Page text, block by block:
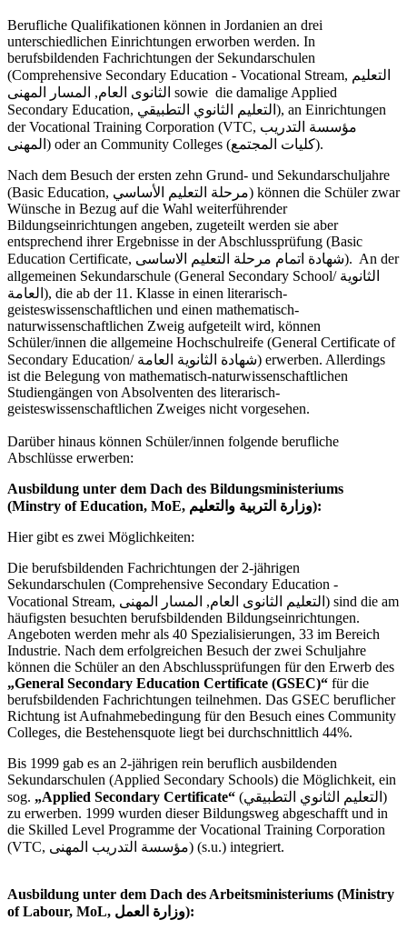
Berufliche Qualifikationen können in Jordanien an drei
unterschiedlichen Einrichtungen erworben werden. In
berufsbildenden Fachrichtungen der Sekundarschulen
(Comprehensive Secondary Education - Vocational Stream, التعليم
الثانوى العام, المسار المهنى sowie die damalige Applied
Secondary Education, التعليم الثانوي التطبيقي), an Einrichtungen
der Vocational Training Corporation (VTC, مؤسسة التدريب
المهنى) oder an Community Colleges (كليات المجتمع).
Nach dem Besuch der ersten zehn Grund- und Sekundarschuljahre
(Basic Education, مرحلة التعليم الأساسي) können die Schüler zwar
Wünsche in Bezug auf die Wahl weiterführender
Bildungseinrichtungen angeben, zugeteilt werden sie aber
entsprechend ihrer Ergebnisse in der Abschlussprüfung (Basic
Education Certificate, شهادة اتمام مرحلة التعليم الاساسى). An der
allgemeinen Sekundarschule (General Secondary School/ الثانوية
العامة), die ab der 11. Klasse in einen literarisch-
geisteswissenschaftlichen und einen mathematisch-
naturwissenschaftlichen Zweig aufgeteilt wird, können
Schüler/innen die allgemeine Hochschulreife (General Certificate of
Secondary Education/ شهادة الثانوية العامة) erwerben. Allerdings
ist die Belegung von mathematisch-naturwissenschaftlichen
Studiengängen von Absolventen des literarisch-
geisteswissenschaftlichen Zweiges nicht vorgesehen.
Darüber hinaus können Schüler/innen folgende berufliche
Abschlüsse erwerben:
Ausbildung unter dem Dach des Bildungsministeriums
(Minstry of Education, MoE, وزارة التربية والتعليم):
Hier gibt es zwei Möglichkeiten:
Die berufsbildenden Fachrichtungen der 2-jährigen
Sekundarschulen (Comprehensive Secondary Education -
Vocational Stream, التعليم الثانوى العام, المسار المهنى) sind die am
häufigsten besuchten berufsbildenden Bildungseinrichtungen.
Angeboten werden mehr als 40 Spezialisierungen, 33 im Bereich
Industrie. Nach dem erfolgreichen Besuch der zwei Schuljahre
können die Schüler an den Abschlussprüfungen für den Erwerb des
„General Secondary Education Certificate (GSEC)“ für die
berufsbildenden Fachrichtungen teilnehmen. Das GSEC beruflicher
Richtung ist Aufnahmebedingung für den Besuch eines Community
Colleges, die Bestehensquote liegt bei durchschnittlich 44%.
Bis 1999 gab es an 2-jährigen rein beruflich ausbildenden
Sekundarschulen (Applied Secondary Schools) die Möglichkeit, ein
sog. „Applied Secondary Certificate“ (التعليم الثانوي التطبيقي)
zu erwerben. 1999 wurden dieser Bildungsweg abgeschafft und in
die Skilled Level Programme der Vocational Training Corporation
(VTC, مؤسسة التدريب المهنى) (s.u.) integriert.
Ausbildung unter dem Dach des Arbeitsministeriums (Ministry
of Labour, MoL, وزارة العمل):